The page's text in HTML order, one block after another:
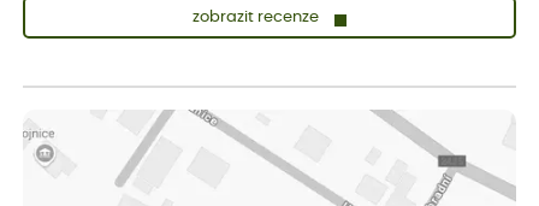
zobrazit recenze
Vše přišlo velice rychle krásně zabalené. Rostlinky po přesazení
velice dobře prospívají
Jarda